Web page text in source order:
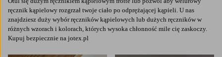
ręcznik kąpielowy rozgrzał twoje ciało po odprężającej kąpieli. U nas
znajdziesz duży wybór ręczników kąpielowych lub dużych ręczników w
różnych wzorach i kolorach, których wysoka chłonność mile cię zaskoczy.
Kupuj bezpiecznie na jotex.pl